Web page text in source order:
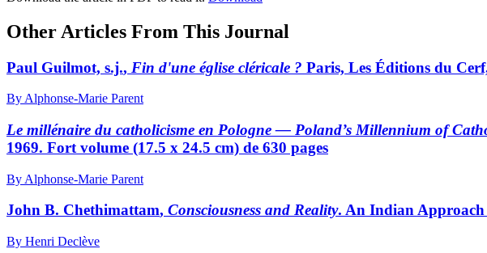
Other Articles From This Journal
Paul Guilmot, s.j., Fin d'une église cléricale ? Paris, Les Éditions du
By Alphonse-Marie Parent
Le millénaire du catholicisme en Pologne — Poland’s Millennium of
1969. Fort volume (17.5 x 24.5 cm) de 630 pages
By Alphonse-Marie Parent
John B. Chethimattam, Consciousness and Reality. An Indian Approach
By Henri Declève